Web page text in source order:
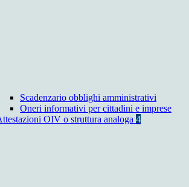
Scadenzario obblighi amministrativi
Oneri informativi per cittadini e imprese
OIV o struttura analoga 4